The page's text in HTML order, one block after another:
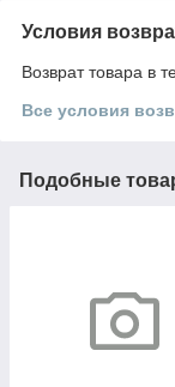
Условия
Возврат товара в
Все условия
Подобные